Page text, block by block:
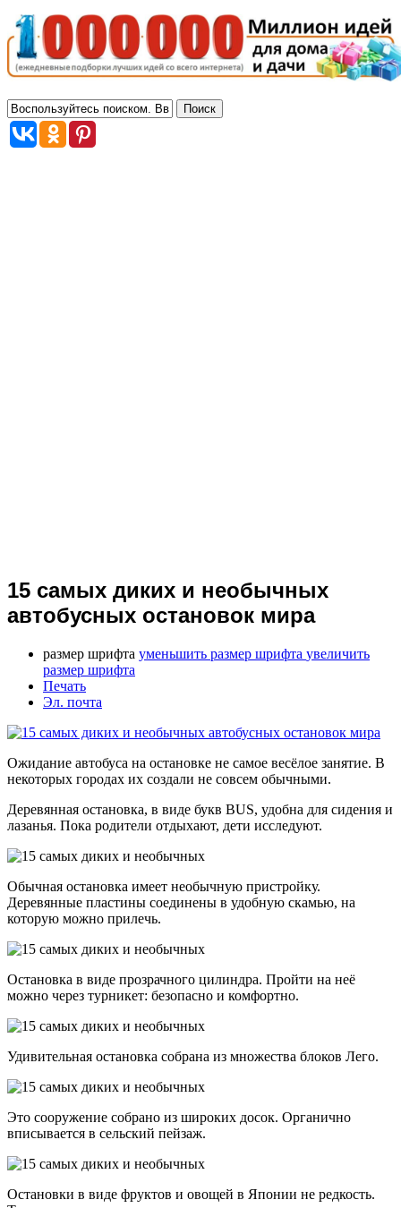
15 самых диких и необычных
автобусных остановок мира
размер шрифта уменьшить размер шрифта увеличить
размер шрифта
Печать
Эл. почта
Ожидание автобуса на остановке не самое весёлое занятие. В
некоторых городах их создали не совсем обычными.
Деревянная остановка, в виде букв BUS, удобна для сидения и
лазанья. Пока родители отдыхают, дети исследуют.
Обычная остановка имеет необычную пристройку.
Деревянные пластины соединены в удобную скамью, на
которую можно прилечь.
Остановка в виде прозрачного цилиндра. Пройти на неё
можно через турникет: безопасно и комфортно.
Удивительная остановка собрана из множества блоков Лего.
Это сооружение собрано из широких досок. Органично
вписывается в сельский пейзаж.
Остановки в виде фруктов и овощей в Японии не редкость.